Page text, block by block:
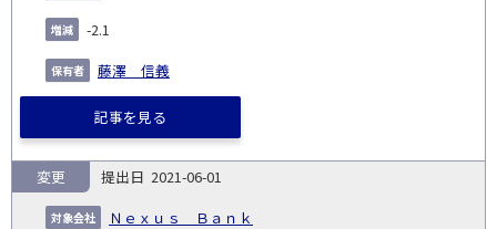
-2.1
藤澤 信義
記事を見る
2021-06-01
Ｎｅｘｕｓ Ｂａｎｋ
変更